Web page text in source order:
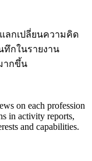
ลกเปลี่ยนความคิด
ทึกในรายงาน
ากขึ้น
on each profession
in activity reports,
and capabilities.